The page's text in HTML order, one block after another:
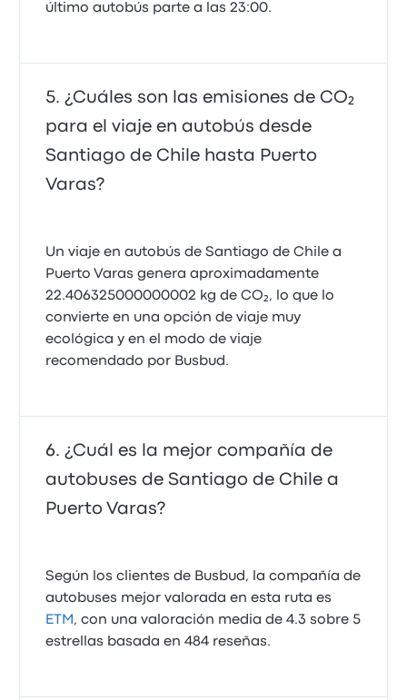
último autobús parte a las 23:00.
¿Cuáles son las emisiones de CO₂
para el viaje en autobús desde
Santiago de Chile hasta Puerto
Varas?
Un viaje en autobús de Santiago de Chile a
Puerto Varas genera aproximadamente
22.406325000000002 kg de CO₂, lo que lo
convierte en una opción de viaje muy
ecológica y en el modo de viaje
recomendado por Busbud.
¿Cuál es la mejor compañía de
autobuses de Santiago de Chile a
Puerto Varas?
Según los clientes de Busbud, la compañía de
autobuses mejor valorada en esta ruta es
ETM , con una valoración media de 4.3 sobre 5
estrellas basada en 484 reseñas.